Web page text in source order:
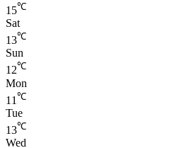
15℃
Sat
13℃
Sun
12℃
Mon
11 ℃
Tue
13℃
Wed